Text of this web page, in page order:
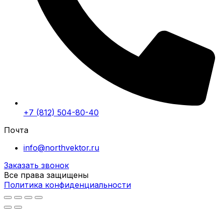
+7 (812) 504-80-40
Почта
info@northvektor.ru
Заказать звонок
Все права защищены
Политика конфиденциальности